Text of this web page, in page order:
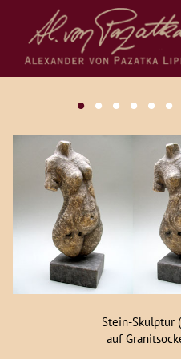
Stein-Skulptur
auf
• • • • • •